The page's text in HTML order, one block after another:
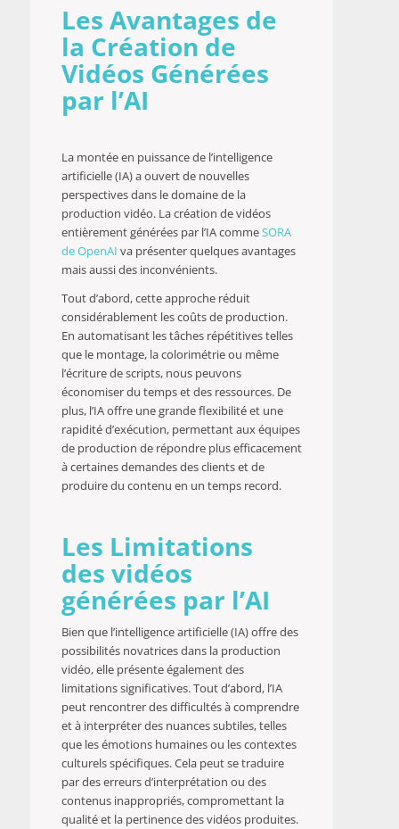
Les Avantages de
la Création de
Vidéos Générées
par l’AI
La montée en puissance de l’intelligence
artificielle (IA) a ouvert de nouvelles
perspectives dans le domaine de la
production vidéo. La création de vidéos
entièrement générées par l’IA commeSORA
de OpenAI va présenter quelques avantages
mais aussi des inconvénients.
Tout d’abord, cette approche réduit
considérablement les coûts de production.
En automatisant les tâches répétitives telles
que le montage, la colorimétrie ou même
l’écriture de scripts, nous peuvons
économiser du temps et des ressources. De
plus, l’IA offre une grande flexibilité et une
rapidité d’exécution, permettant aux équipes
de production de répondre plus efficacement
à certaines demandes des clients et de
produire du contenu en un temps record.
Les Limitations
des vidéos
générées par l’AI
Bien que l’intelligence artificielle (IA) offre des
possibilités novatrices dans la production
vidéo, elle présente également des
limitations significatives. Tout d’abord, l’IA
peut rencontrer des difficultés à comprendre
et à interpréter des nuances subtiles, telles
que les émotions humaines ou les contextes
culturels spécifiques. Cela peut se traduire
par des erreurs d’interprétation ou des
contenus inappropriés, compromettant la
qualité et la pertinence des vidéos produites.